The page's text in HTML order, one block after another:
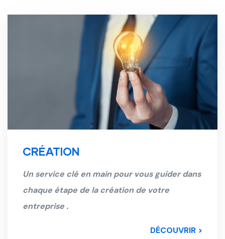
CRÉATION
Un service clé en main pour vous guider dans
chaque étape de la création de votre
entreprise .
DÉCOUVRIR >